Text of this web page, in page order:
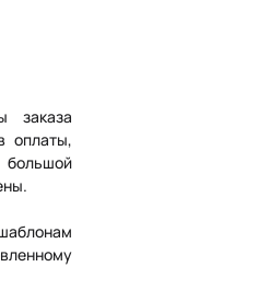
заказа
оплаты,